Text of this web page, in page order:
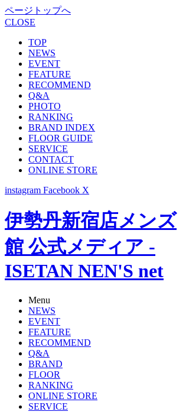
ページトップへ
CLOSE
TOP
NEWS
EVENT
FEATURE
RECOMMEND
Q&A
PHOTO
RANKING
BRAND INDEX
FLOOR GUIDE
SERVICE
CONTACT
ONLINE STORE
instagram Facebook X
伊勢丹新宿店メンズ
館 公式メディア -
ISETAN NEN'S net
Menu
NEWS
EVENT
FEATURE
RECOMMEND
Q&A
BRAND
FLOOR
RANKING
ONLINE STORE
SERVICE